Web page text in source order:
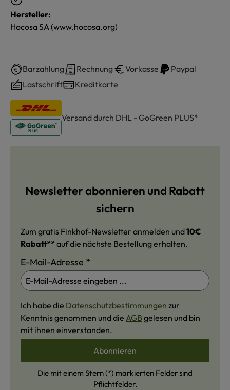
Hersteller:
Hocosa SA (www.hocosa.org)
Barzahlung Rechnung Vorkasse
Paypal
Lastschrift
Kreditkarte
Versand durch DHL - GoGreen PLUS*
Newsletter abonnieren und Rabatt
sichern
Zum gratis Finkhof-Newsletter anmelden und10€
Rabatt** auf die nächste Bestellung erhalten.
E-Mail-Adresse *
Ich habe die Datenschutzbestimmungen zur
Kenntnis genommen und die AGB gelesen und bin
mit ihnen einverstanden.
Abonnieren
Die mit einem Stern (*) markierten Felder sind
Pflichtfelder.